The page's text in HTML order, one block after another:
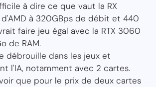
à dire ce que vaut la RX
d'AMD à 320GBps de débit et 440
faire jeu égal avec la RTX 3060
de RAM.
débrouille dans les jeux et
l'IA, notamment avec 2 cartes.
que pour le prix de deux cartes